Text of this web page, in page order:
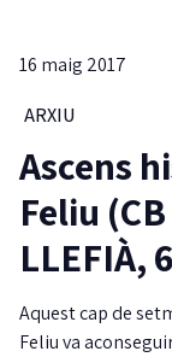
16 maig 2017
ARXIU
Ascens
Feliu
LLEFIÀ,
Aquest cap de
Feliu va